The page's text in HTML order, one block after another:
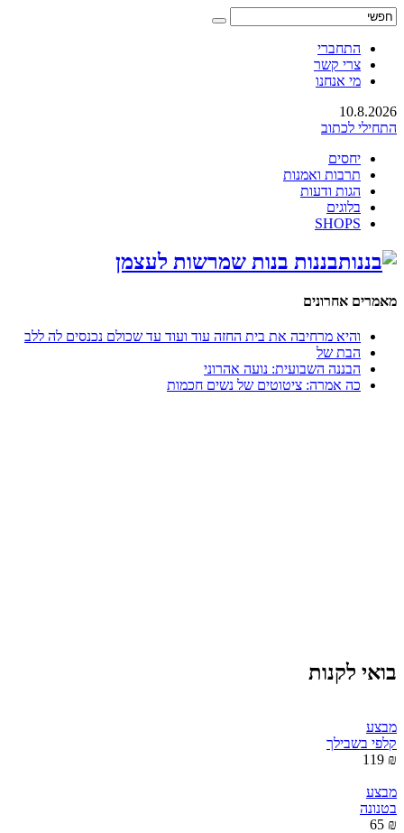
התחברי
צרי קשר
מי אנחנו
10.8.2026
התחילי לכתוב
יחסים
תרבות ואמנות
הגות ודעות
בלוגים
SHOPS
בננות בנות שמרשות לעצמן
מאמרים אחרונים
והיא מרחיבה את בית החזה עוד ועוד עד שכולם נכנסים לה ללב
הבת של
הבננה השבועית: נועה אהרוני
כה אמרה: ציטוטים של נשים חכמות
בואי לקנות
מבצע
קלפי בשבילך
₪ 119
מבצע
בטנונה
₪ 65